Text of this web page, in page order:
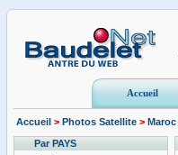
Accueil
Accueil > Photos Satellite > Maroc
Par PAYS